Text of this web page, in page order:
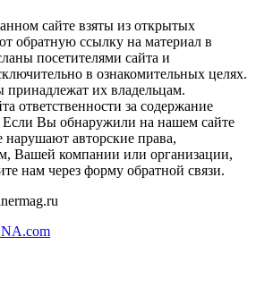
сайте взяты из открытых
обратную ссылку на материал в
посетителями сайта и
в ознакомительных целях.
принадлежат их владельцам.
ответственности за содержание
Если Вы обнаружили на нашем сайте
нарушают авторские права,
Вашей компании или организации,
нам через форму обратной связи.